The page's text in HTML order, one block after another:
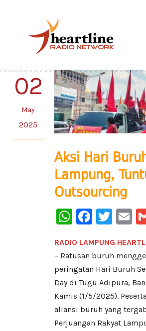
02
May
2025
Aksi Hari
Lampung,
Outsourcing
RADIO LAMPUNG
– Ratusan buruh
peringatan Hari Buruh
Day di Tugu Adipura,
Kamis (1/5/2025).
aliansi buruh yang
Perjuangan Rakyat